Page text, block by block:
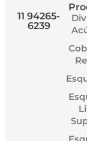
11 94265-
6239